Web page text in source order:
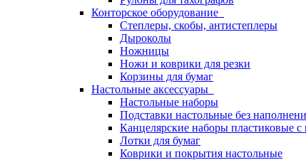
Конторское оборудование
Степлеры, скобы, антистеплеры
Дыроколы
Ножницы
Ножи и коврики для резки
Корзины для бумаг
Настольные аксессуары
Настольные наборы
Подставки настольные без
Канцелярские наборы пластиковые
Лотки для бумаг
Коврики и покрытия настольные